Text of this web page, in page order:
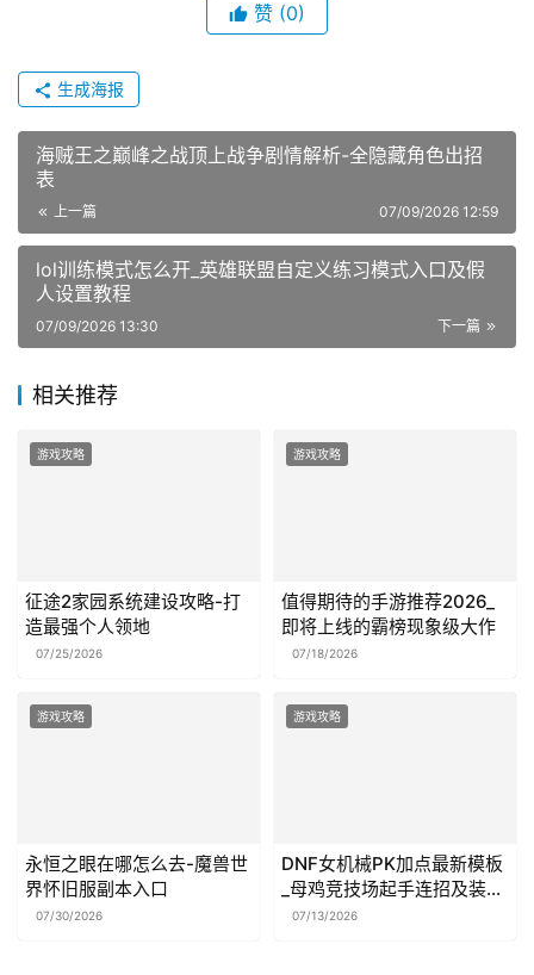
赞 (0)
生成海报
海贼王之巅峰之战顶上战争剧情解析-全隐藏角色出招
表
上一篇 07/09/2026 12:59
lol训练模式怎么开_英雄联盟自定义练习模式入口及假
人设置教程
下一篇
07/09/2026 13:30
相关推荐
游戏攻略
征途2家园系统建设攻略-打
造最强个人领地
07/25/2026
游戏攻略
值得期待的手游推荐2026_
即将上线的霸榜现象级大作
07/18/2026
游戏攻略
永恒之眼在哪怎么去-魔兽世
界怀旧服副本入口
07/30/2026
游戏攻略
DNF女机械PK加点最新模板
_母鸡竞技场起手连招及装备
选择
07/13/2026